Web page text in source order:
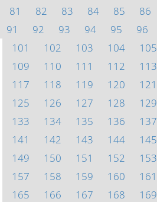
81
82 83 84 85 86
91
92 93 94 95 96
101
102 103 104 105
109
110 111 112 113
117
118 119 120 121
125
126 127 128 129
133
134 135 136 137
141
142 143 144 145
149
150 151 152 153
157
158 159 160 161
165
166 167 168 169